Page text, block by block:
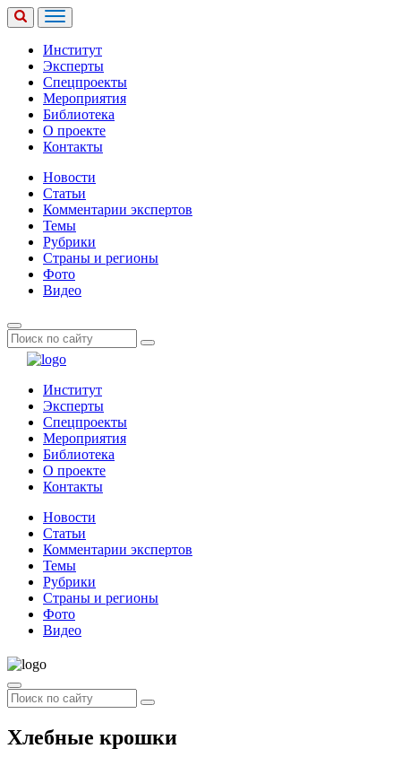
Институт
Эксперты
Спецпроекты
Мероприятия
Библиотека
О проекте
Контакты
Новости
Статьи
Комментарии экспертов
Темы
Рубрики
Страны и регионы
Фото
Видео
Институт
Эксперты
Спецпроекты
Мероприятия
Библиотека
О проекте
Контакты
Новости
Статьи
Комментарии экспертов
Темы
Рубрики
Страны и регионы
Фото
Видео
Хлебные крошки